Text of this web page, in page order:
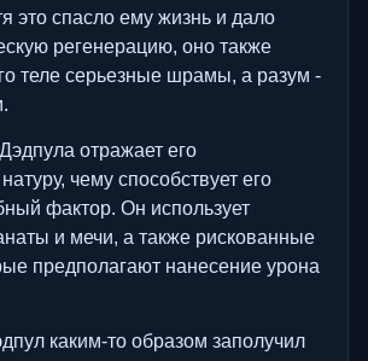
это спасло ему жизнь и дало
регенерацию, оно также
теле серьезные шрамы, а разум -
отражает его
чему способствует его
фактор. Он использует
и мечи, а также рискованные
предполагают нанесение урона
каким-то образом заполучил